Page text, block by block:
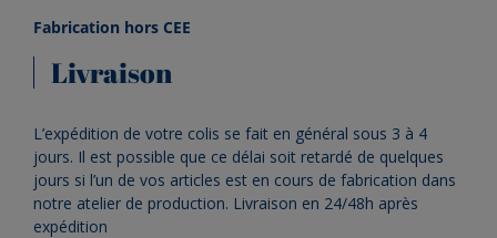
Fabrication hors CEE
Livraison
L’expédition de votre colis se fait en général sous 3 à 4
jours. Il est possible que ce délai soit retardé de quelques
jours si l’un de vos articles est en cours de fabrication dans
notre atelier de production. Livraison en 24/48h après
expédition